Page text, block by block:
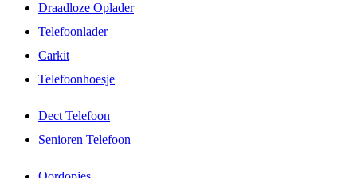
Draadloze Oplader
Telefoonlader
Carkit
Telefoonhoesje
Dect Telefoon
Senioren Telefoon